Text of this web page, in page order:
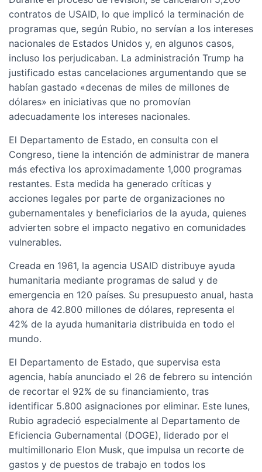
contratos de USAID, lo que implicó la terminación de
programas que, según Rubio, no servían a los intereses
nacionales de Estados Unidos y, en algunos casos,
incluso los perjudicaban. La administración Trump ha
justificado estas cancelaciones argumentando que se
habían gastado «decenas de miles de millones de
dólares» en iniciativas que no promovían
adecuadamente los intereses nacionales.
El Departamento de Estado, en consulta con el
Congreso, tiene la intención de administrar de manera
más efectiva los aproximadamente 1,000 programas
restantes. Esta medida ha generado críticas y
acciones legales por parte de organizaciones no
gubernamentales y beneficiarios de la ayuda, quienes
advierten sobre el impacto negativo en comunidades
vulnerables.
Creada en 1961, la agencia USAID distribuye ayuda
humanitaria mediante programas de salud y de
emergencia en 120 países. Su presupuesto anual, hasta
ahora de 42.800 millones de dólares, representa el
42% de la ayuda humanitaria distribuida en todo el
mundo.
El Departamento de Estado, que supervisa esta
agencia, había anunciado el 26 de febrero su intención
de recortar el 92% de su financiamiento, tras
identificar 5.800 asignaciones por eliminar. Este lunes,
Rubio agradeció especialmente al Departamento de
Eficiencia Gubernamental (DOGE), liderado por el
multimillonario Elon Musk, que impulsa un recorte de
gastos y de puestos de trabajo en todos los